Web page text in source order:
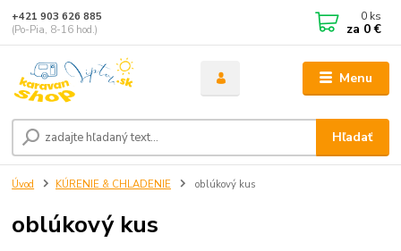
Menu
Hľadať
+421 903 626 885
(Po-Pia, 8-16 hod.)
0 ks
za 0 €
Úvod KÚRENIE & CHLADENIE oblúkový kus
oblúkový kus